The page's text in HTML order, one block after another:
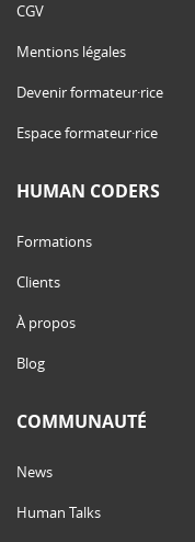
CGV
Mentions légales
Devenir formateur·rice
Espace formateur·rice
HUMAN CODERS
Formations
Clients
À propos
Blog
COMMUNAUTÉ
News
Human Talks